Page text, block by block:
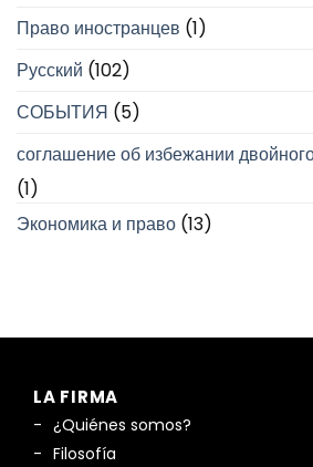
Право иностранцев (1)
Русский (102)
СОБЫТИЯ (5)
соглашение об избежании
(1)
Экономика и право (13)
LA FIRMA
¿Quiénes somos?
Filosofía